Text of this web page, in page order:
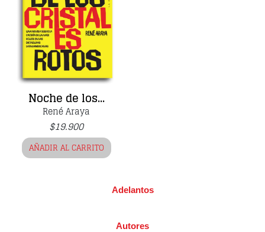
Noche de los...
$19.900
René Araya
AÑADIR AL CARRITO
Adelantos
Autores